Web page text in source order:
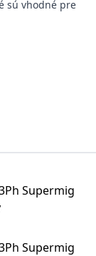
sú vhodné pre
Supermig